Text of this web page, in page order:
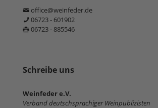
office@weinfeder.de
06723 - 601902
06723 - 885546
Schreibe uns
Weinfeder e.V.
Verband deutschsprachiger Weinpublizisten